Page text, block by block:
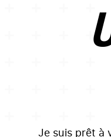
Je suis prêt à